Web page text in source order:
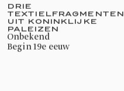
DRIE
TEXTIELFRAGMENTEN
UIT KONINKLIJKE
PALEIZEN
onbekend
begin 19e eeuw